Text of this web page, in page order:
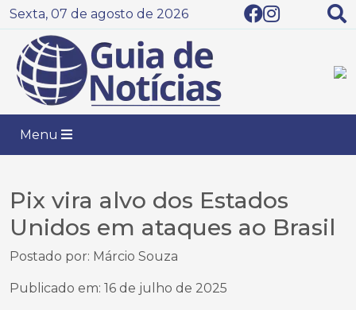
Sexta, 07 de agosto de 2026
Menu
Pix vira alvo dos Estados
Unidos em ataques ao Brasil
Postado por: Márcio Souza
Publicado em: 16 de julho de 2025